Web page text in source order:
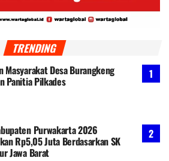
TRENDING
Masyarakat Desa Burangkeng
Panitia Pilkades
Purwakarta 2026
Rp5,05 Juta Berdasarkan SK
Jawa Barat